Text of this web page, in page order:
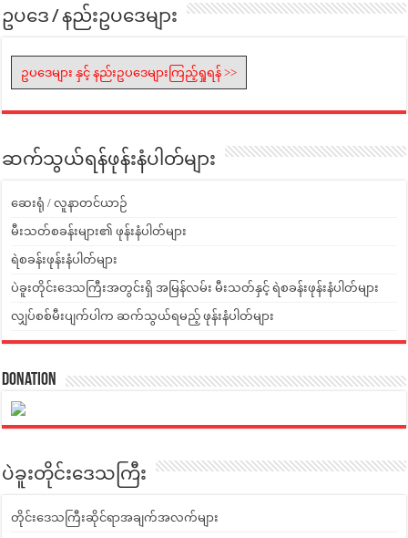
ဥပဒေ / နည်းဥပဒေများ
ဥပဒေများ နှင့် နည်းဥပဒေများကြည့်ရှုရန် >>
ဆက်သွယ်ရန်ဖုန်းနံပါတ်များ
ဆေးရုံ / လူနာတင်ယာဉ်
မီးသတ်စခန်းများ၏ ဖုန်းနံပါတ်များ
ရဲစခန်းဖုန်းနံပါတ်များ
ပဲခူးတိုင်းဒေသကြီးအတွင်းရှိ အမြန်လမ်း မီးသတ်နှင့် ရဲစခန်းဖုန်းနံပါတ်များ
လျှပ်စစ်မီးပျက်ပါက ဆက်သွယ်ရမည့် ဖုန်းနံပါတ်များ
Donation
ပဲခူးတိုင်းဒေသကြီး
တိုင်းဒေသကြီးဆိုင်ရာအချက်အလက်များ